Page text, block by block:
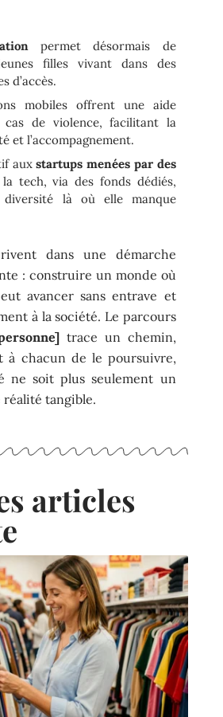
permet désormais de
filles vivant dans des
d’accès.
mobiles offrent une aide
cas de violence, facilitant la
et l’accompagnement.
auxstartups menées par des
la tech, via des fonds dédiés,
diversité là où elle manque
dans une démarche
: construire un monde où
avancer sans entrave et
à la société. Le parcours
trace un chemin,
à chacun de le poursuivre,
ne soit plus seulement un
réalité tangible.
articles